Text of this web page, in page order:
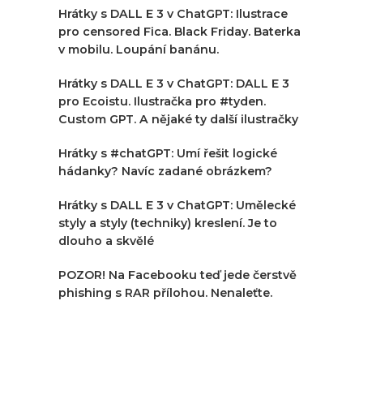
Hrátky s DALL E 3 v ChatGPT: Ilustrace
pro censored Fica. Black Friday. Baterka
v mobilu. Loupání banánu.
Hrátky s DALL E 3 v ChatGPT: DALL E 3
pro Ecoistu. Ilustračka pro #tyden.
Custom GPT. A nějaké ty další ilustračky
Hrátky s #chatGPT: Umí řešit logické
hádanky? Navíc zadané obrázkem?
Hrátky s DALL E 3 v ChatGPT: Umělecké
styly a styly (techniky) kreslení. Je to
dlouho a skvělé
POZOR! Na Facebooku teď jede čerstvě
phishing s RAR přílohou. Nenaleťte.